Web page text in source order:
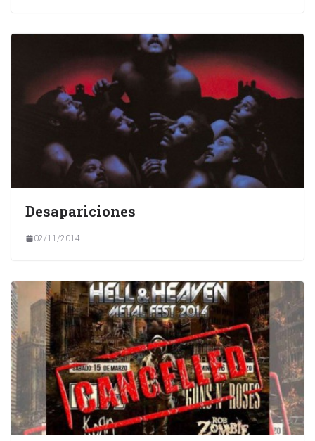
Desapariciones
02/11/2014